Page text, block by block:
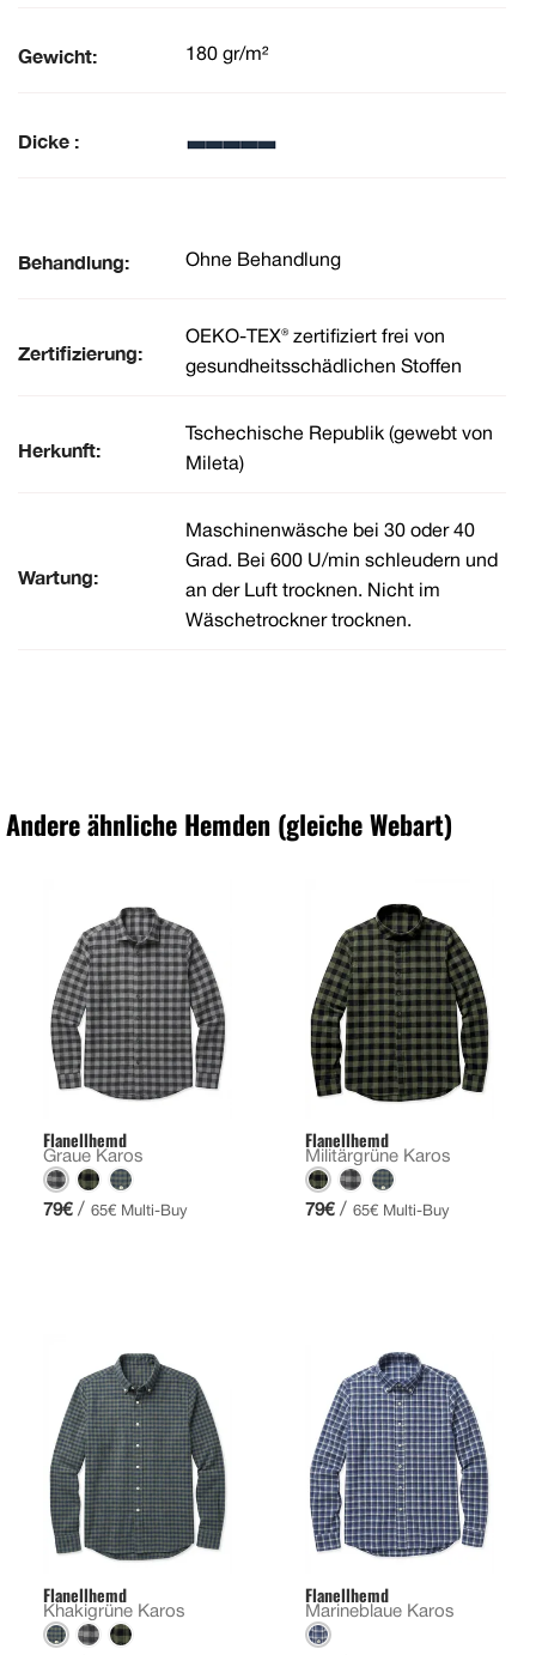
Gewicht: 180 gr/m²
Dicke :
Behandlung: Ohne Behandlung
Zertifizierung:
OEKO-TEX® zertifiziert frei von
gesundheitsschädlichen Stoffen
Herkunft:
Tschechische Republik (gewebt von
Mileta)
Wartung:
Maschinenwäsche bei 30 oder 40
Grad. Bei 600 U/min schleudern und
an der Luft trocknen. Nicht im
Wäschetrockner trocknen.
Andere ähnliche Hemden (gleiche Webart)
Flanellhemd
Graue Karos
79€ / 65€ Multi-Buy
Flanellhemd
Militärgrüne Karos
79€ / 65€ Multi-Buy
Flanellhemd
Khakigrüne Karos
Flanellhemd
Marineblaue Karos